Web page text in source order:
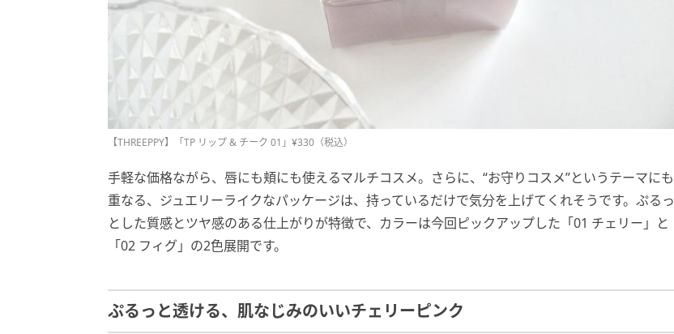
【THREEPPY】「TP リップ & チーク 01」¥330（税込）
手軽な価格ながら、唇にも頬にも使えるマルチコスメ。さらに、“お守りコスメ”というテーマにも
重なる、ジュエリーライクなパッケージは、持っているだけで気分を上げてくれそうです。ぷるっ
とした質感とツヤ感のある仕上がりが特徴で、カラーは今回ピックアップした「01 チェリー」と
「02 フィグ」の2色展開です。
ぷるっと透ける、肌なじみのいいチェリーピンク